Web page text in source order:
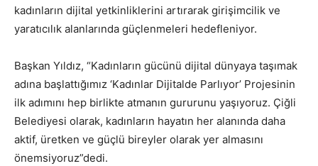
kadınların dijital yetkinliklerini artırarak girişimcilik ve
yaratıcılık alanlarında güçlenmeleri hedefleniyor.
Başkan Yıldız, “Kadınların gücünü dijital dünyaya taşımak
adına başlattığımız ‘Kadınlar Dijitalde Parlıyor’ Projesinin
ilk adımını hep birlikte atmanın gururunu yaşıyoruz. Çiğli
Belediyesi olarak, kadınların hayatın her alanında daha
aktif, üretken ve güçlü bireyler olarak yer almasını
önemsiyoruz”dedi.